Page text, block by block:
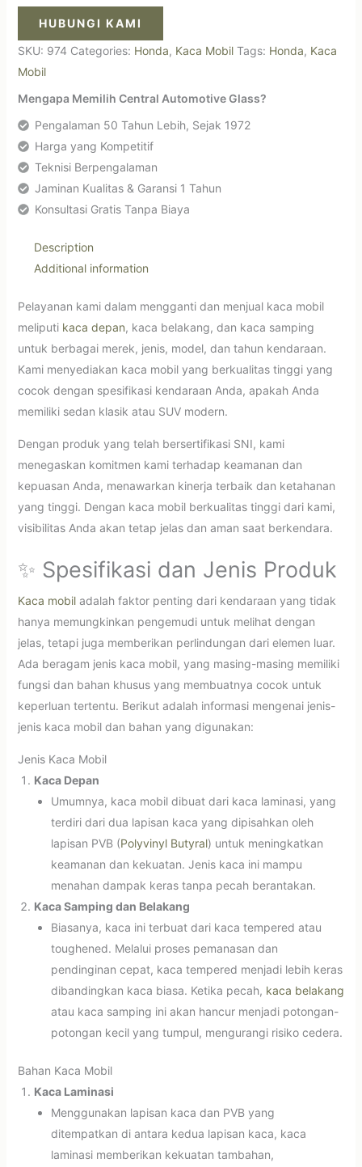
HUBUNGI KAMI
SKU: 974 Categories: Honda, Kaca Mobil Tags: Honda, Kaca
Mobil
Mengapa Memilih Central Automotive Glass?
Pengalaman 50 Tahun Lebih, Sejak 1972
Harga yang Kompetitif
Teknisi Berpengalaman
Jaminan Kualitas & Garansi 1 Tahun
Konsultasi Gratis Tanpa Biaya
Description
Additional information
Pelayanan kami dalam mengganti dan menjual kaca mobil
meliputi kaca depan, kaca belakang, dan kaca samping
untuk berbagai merek, jenis, model, dan tahun kendaraan.
Kami menyediakan kaca mobil yang berkualitas tinggi yang
cocok dengan spesifikasi kendaraan Anda, apakah Anda
memiliki sedan klasik atau SUV modern.
Dengan produk yang telah bersertifikasi SNI, kami
menegaskan komitmen kami terhadap keamanan dan
kepuasan Anda, menawarkan kinerja terbaik dan ketahanan
yang tinggi. Dengan kaca mobil berkualitas tinggi dari kami,
visibilitas Anda akan tetap jelas dan aman saat berkendara.
✨ Spesifikasi dan Jenis Produk
Kaca mobiladalah faktor penting dari kendaraan yang tidak
hanya memungkinkan pengemudi untuk melihat dengan
jelas, tetapi juga memberikan perlindungan dari elemen luar.
Ada beragam jenis kaca mobil, yang masing-masing memiliki
fungsi dan bahan khusus yang membuatnya cocok untuk
keperluan tertentu. Berikut adalah informasi mengenai jenis-
jenis kaca mobil dan bahan yang digunakan:
Jenis Kaca Mobil
Kaca Depan
Umumnya, kaca mobil dibuat dari kaca laminasi, yang
terdiri dari dua lapisan kaca yang dipisahkan oleh
lapisan PVB (Polyvinyl Butyral) untuk meningkatkan
keamanan dan kekuatan. Jenis kaca ini mampu
menahan dampak keras tanpa pecah berantakan.
Kaca Samping dan Belakang
Biasanya, kaca ini terbuat dari kaca tempered atau
toughened. Melalui proses pemanasan dan
pendinginan cepat, kaca tempered menjadi lebih keras
dibandingkan kaca biasa. Ketika pecah, kaca belakang
atau kaca samping ini akan hancur menjadi potongan-
potongan kecil yang tumpul, mengurangi risiko cedera.
Bahan Kaca Mobil
Kaca Laminasi
Menggunakan lapisan kaca dan PVB yang
ditempatkan di antara kedua lapisan kaca, kaca
laminasi memberikan kekuatan tambahan,